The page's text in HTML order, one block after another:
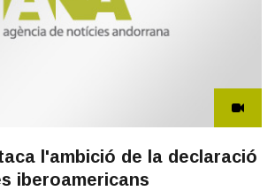
l'ambició de la declaració
iberoamericans